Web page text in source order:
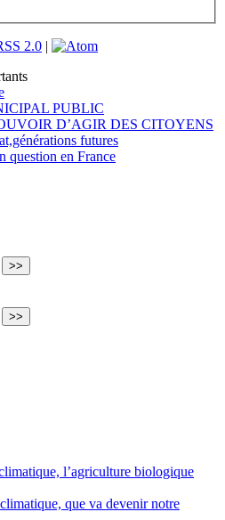
|
PUBLIC
D’AGIR DES CITOYENS
futures
question en France
>>
>>
l’agriculture biologique
que va devenir notre